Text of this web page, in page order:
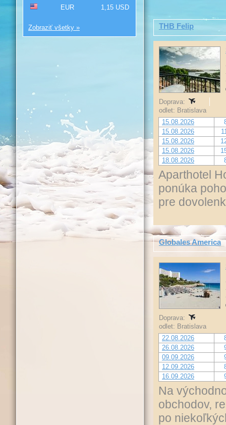
THB Felip
Doprava:
odlet: Bratislava
15.08.2026
15.08.2026
15.08.2026
15.08.2026
18.08.2026
Aparthotel
ponúka
pre
Globales America
Doprava:
odlet: Bratislava
22.08.2026
26.08.2026
09.09.2026
12.09.2026
16.09.2026
Na
obchodov,
po
EUR
1,15 USD
Zobraziť všetky »